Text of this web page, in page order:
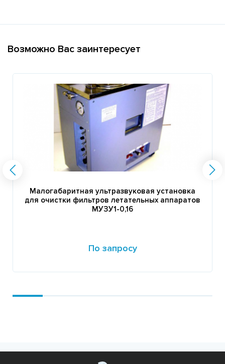
Возможно Вас заинтересует
Малогабаритная ультразвуковая установка
для очистки фильтров летательных аппаратов
МУЗУ1-0,16
По запросу